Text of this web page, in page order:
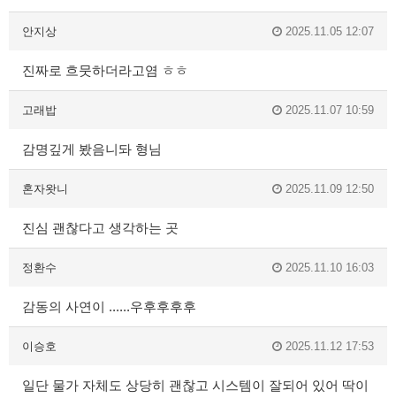
안지상 2025.11.05 12:07
진짜로 흐뭇하더라고염 ㅎㅎ
고래밥 2025.11.07 10:59
감명깊게 봤음니돠 형님
혼자왓니 2025.11.09 12:50
진심 괜찮다고 생각하는 곳
정환수 2025.11.10 16:03
감동의 사연이 ......우후후후후
이승호 2025.11.12 17:53
일단 물가 자체도 상당히 괜찮고 시스템이 잘되어 있어 딱이